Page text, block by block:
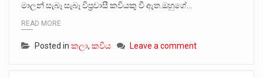
මාලන් සැබෑ සැබෑ විප්‍රවාසී කවියකු වී ඇත.ඔහුගේ…
READ MORE
Posted in කලා, කවිය Leave a comment